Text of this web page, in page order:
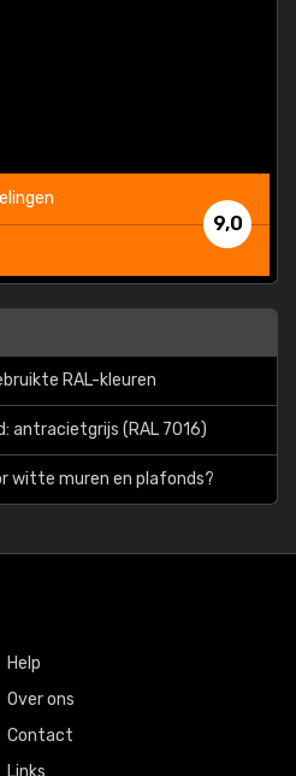
9,0
RAL-kleuren
antracietgrijs (RAL 7016)
witte muren en plafonds?
Help
Over ons
Contact
Links